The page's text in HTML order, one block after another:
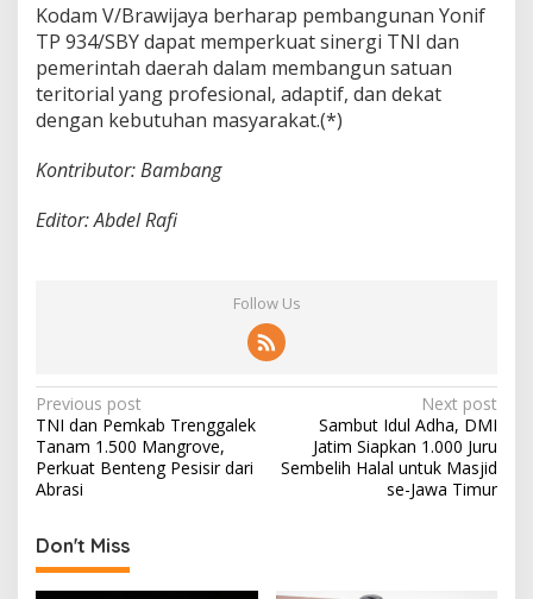
Kodam V/Brawijaya berharap pembangunan Yonif
TP 934/SBY dapat memperkuat sinergi TNI dan
pemerintah daerah dalam membangun satuan
teritorial yang profesional, adaptif, dan dekat
dengan kebutuhan masyarakat.(*)
Kontributor: Bambang
Editor: Abdel Rafi
Follow Us
P
o
s
t
n
a
Previous post
TNI dan Pemkab Trenggalek
Tanam 1.500 Mangrove,
Perkuat Benteng Pesisir dari
Abrasi
Next post
Sambut Idul Adha, DMI
Jatim Siapkan 1.000 Juru
Sembelih Halal untuk Masjid
se-Jawa Timur
Don't Miss